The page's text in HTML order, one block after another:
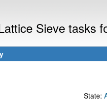
Sieve tasks
State: